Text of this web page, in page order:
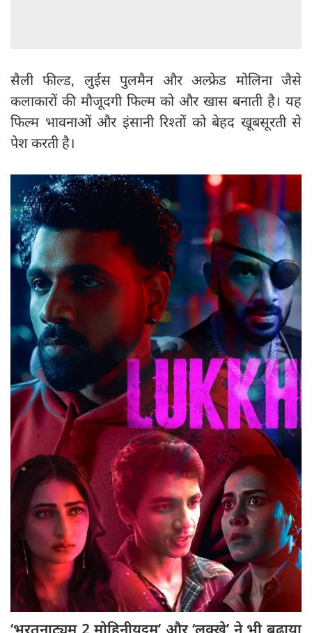
सैली फील्ड, लुईस पुलमैन और अल्फ्रेड मोलिना जैसे
कलाकारों की मौजूदगी फिल्म को और खास बनाती है। यह
फिल्म भावनाओं और इंसानी रिश्तों को बेहद खूबसूरती से
पेश करती है।
‘भरतनाट्यम 2 मोहिनीयट्टम’ और ‘लुक्खे’ ने भी बढ़ाया